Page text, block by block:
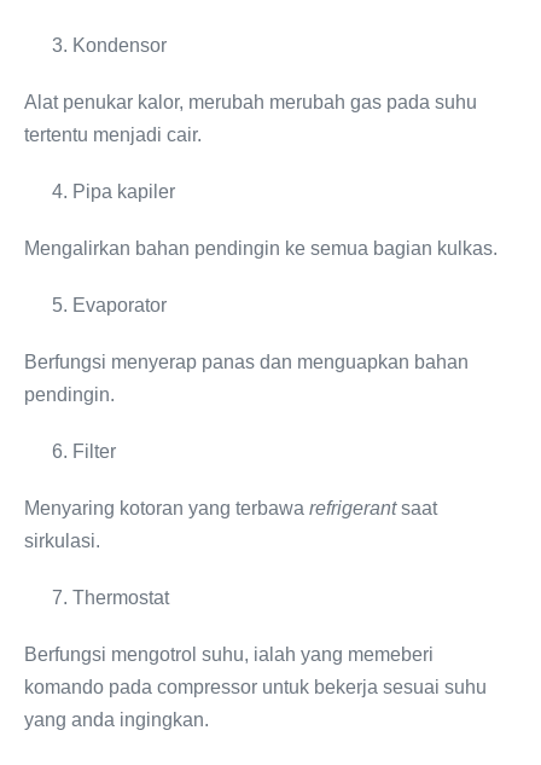
Kondensor
Alat penukar kalor, merubah merubah gas pada suhu
tertentu menjadi cair.
Pipa kapiler
Mengalirkan bahan pendingin ke semua bagian kulkas.
Evaporator
Berfungsi menyerap panas dan menguapkan bahan
pendingin.
Filter
Menyaring kotoran yang terbawa refrigerantsaat
sirkulasi.
Thermostat
Berfungsi mengotrol suhu, ialah yang memeberi
komando pada compressor untuk bekerja sesuai suhu
yang anda ingingkan.